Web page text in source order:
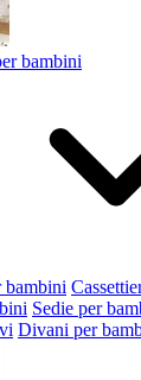
bambini
bambini
Sedie per
Divani per